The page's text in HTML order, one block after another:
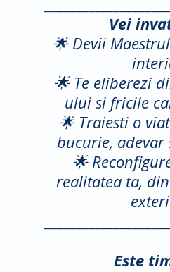
Vei
🌟 Devii
🌟 Te eliberezi
ului si fricile
🌟 Traiesti o
bucurie,
🌟
realitatea ta,
Este